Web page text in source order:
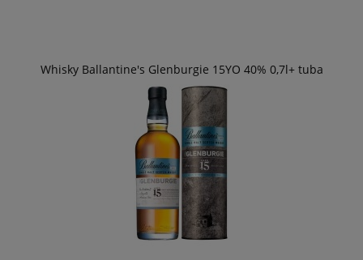
Whisky Ballantine's Glenburgie 15YO 40% 0,7l+ tuba